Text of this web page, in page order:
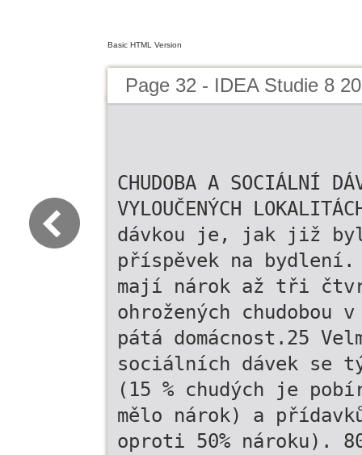
Basic HTML Version
Page 32 - IDEA Studie 8
CHUDOBA A SOCIÁLNÍ
VYLOUČENÝCH
dávkou je, jak již
příspěvek na
mají nárok až tři
ohrožených chudobou
pátá domácnost.25
sociálních dávek se
(15 % chudých je
mělo nárok) a
oproti 50% nároku).